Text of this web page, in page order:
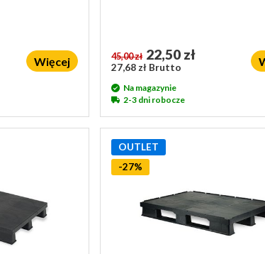
Więcej 45,00 zł 22,50 zł
27,68 zł Brutto
Na magazynie
2-3 dni robocze
OUTLET
-27%